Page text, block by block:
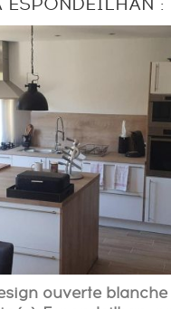
ouverte